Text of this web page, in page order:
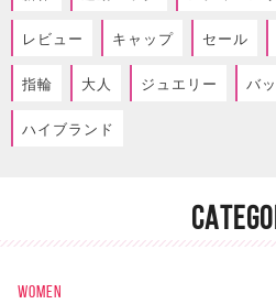
レビュー キャップ セール
指輪 大人 ジュエリー バ
ハイブランド
WOMEN